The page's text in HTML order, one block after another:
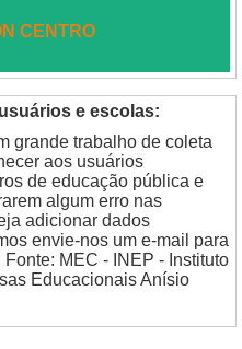
CENTRO
e escolas:
grande trabalho de coleta
aos usuários
de educação pública e
algum erro nas
adicionar dados
envie-nos um e-mail para
Fonte: MEC - INEP - Instituto
Educacionais Anísio